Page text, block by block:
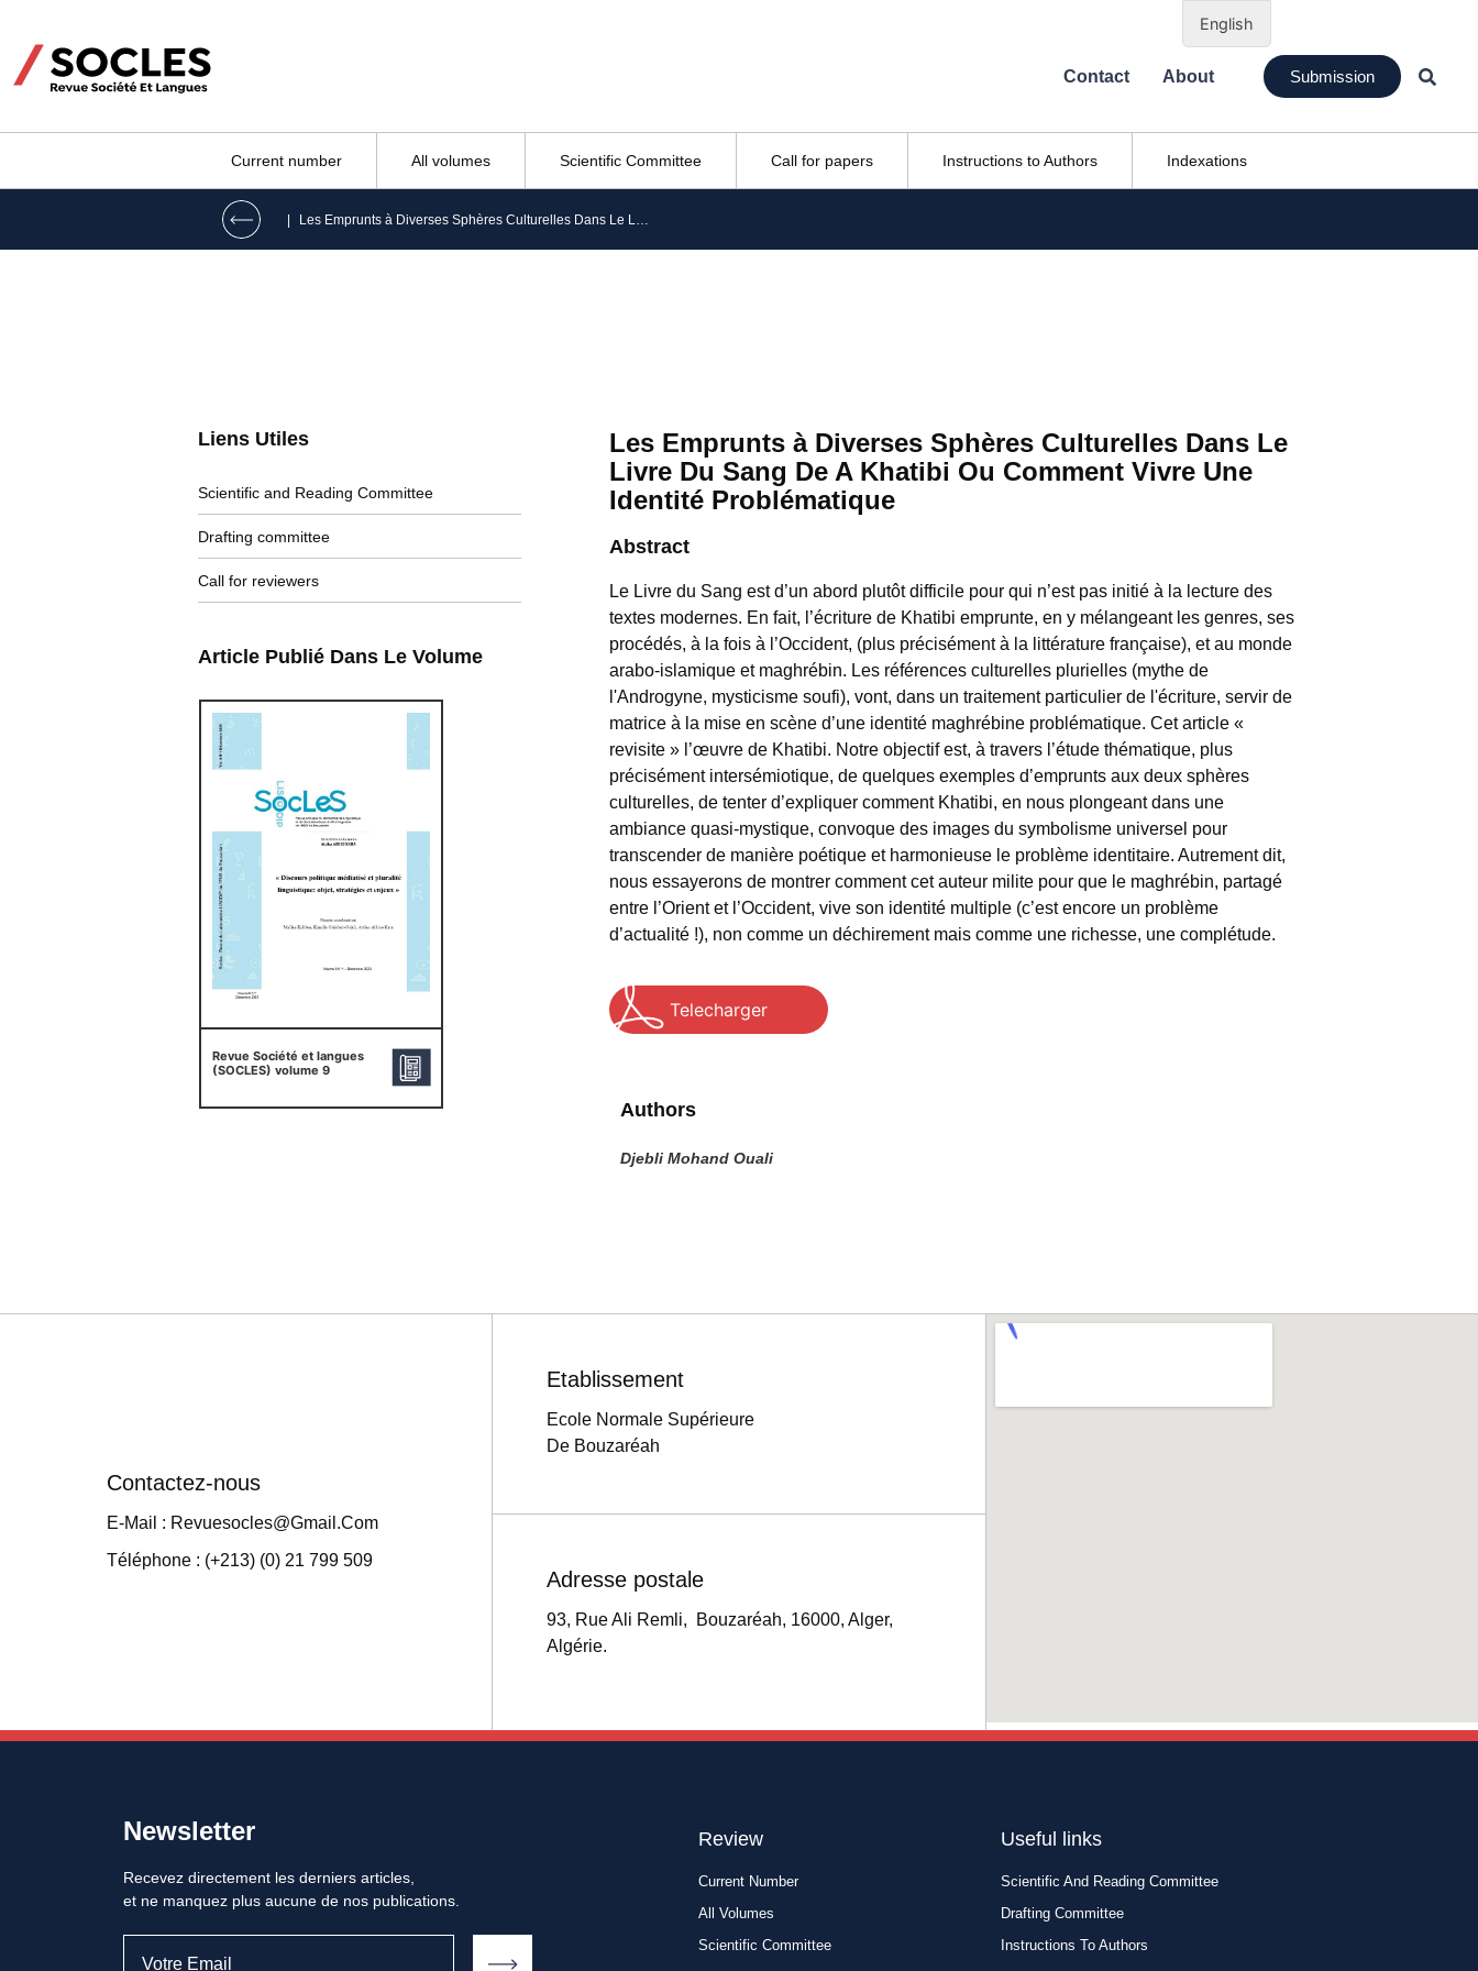
Contact About Submission
Current number All volumes Scientific Committee Call for papers Instructions to Authors Indexations
| Les Emprunts à Diverses Sphères Culturelles Dans Le Livre Du Sang De A Khatibi Ou Comment Vivre Une Identité Problématique
Liens Utiles
Scientific and Reading Committee
Drafting committee
Call for reviewers
Article Publié Dans Le Volume
Revue Société et langues
(SOCLES) volume 9
Les Emprunts à Diverses Sphères Culturelles Dans Le
Livre Du Sang De A Khatibi Ou Comment Vivre Une
Identité Problématique
Abstract
Le Livre du Sang est d’un abord plutôt difficile pour qui n’est pas initié à la lecture des
textes modernes. En fait, l’écriture de Khatibi emprunte, en y mélangeant les genres, ses
procédés, à la fois à l’Occident, (plus précisément à la littérature française), et au monde
arabo-islamique et maghrébin. Les références culturelles plurielles (mythe de
l'Androgyne, mysticisme soufi), vont, dans un traitement particulier de l'écriture, servir de
matrice à la mise en scène d’une identité maghrébine problématique. Cet article «
revisite » l’œuvre de Khatibi. Notre objectif est, à travers l’étude thématique, plus
précisément intersémiotique, de quelques exemples d’emprunts aux deux sphères
culturelles, de tenter d’expliquer comment Khatibi, en nous plongeant dans une
ambiance quasi-mystique, convoque des images du symbolisme universel pour
transcender de manière poétique et harmonieuse le problème identitaire. Autrement dit,
nous essayerons de montrer comment cet auteur milite pour que le maghrébin, partagé
entre l’Orient et l’Occident, vive son identité multiple (c’est encore un problème
d’actualité !), non comme un déchirement mais comme une richesse, une complétude.
Telecharger
Authors
Djebli Mohand Ouali
Contactez-nous
E-Mail : Revuesocles@gmail.com
Téléphone : (+213) (0) 21 799 509
Etablissement
Ecole Normale Supérieure
De Bouzaréah
Adresse postale
93, Rue Ali Remli, Bouzaréah, 16000, Alger,
Algérie.
Newsletter
Recevez directement les derniers articles,
et ne manquez plus aucune de nos publications.
Review
Current Number
All Volumes
Scientific Committee
Useful links
Scientific And Reading Committee
Drafting Committee
Instructions To Authors
English